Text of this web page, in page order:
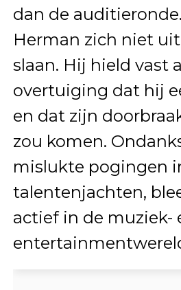
dan de
Herman zich niet
slaan. Hij hield vast
overtuiging dat hij
en dat zijn
zou komen.
mislukte pogingen
talentenjachten,
actief in de muziek-